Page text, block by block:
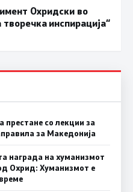
Охридски во
инспирација“
со лекции за
за Македонија
награда на хуманизмот
Охрид: Хуманизмот е